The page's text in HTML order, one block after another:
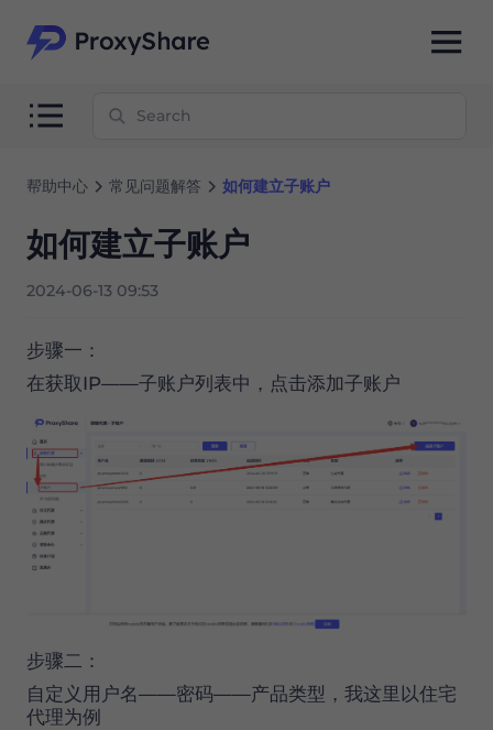
帮助中心 常见问题解答 如何建立子账户
如何建立子账户
2024-06-13 09:53
步骤一：
在获取IP——子账户列表中，点击添加子账户
步骤二：
自定义用户名——密码——产品类型，我这里以住宅
代理为例